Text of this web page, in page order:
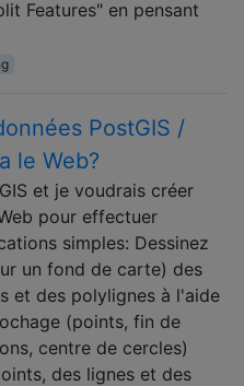
Features" en pensant
PostGIS /
le Web?
et je voudrais créer
pour effectuer
simples: Dessinez
un fond de carte) des
et des polylignes à l'aide
(points, fin de
centre de cercles)
des lignes et des